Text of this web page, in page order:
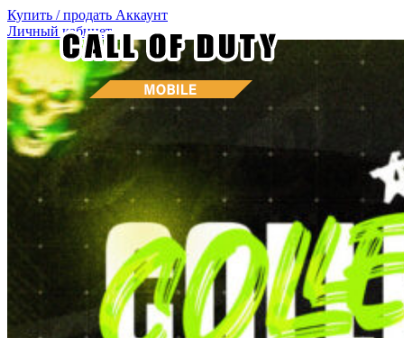
Купить / продать Аккаунт
Личный кабинет